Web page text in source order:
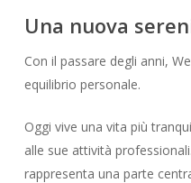
Una nuova
Con il passare degli anni,
equilibrio personale.
Oggi vive una vita più
alle sue attività
rappresenta una parte